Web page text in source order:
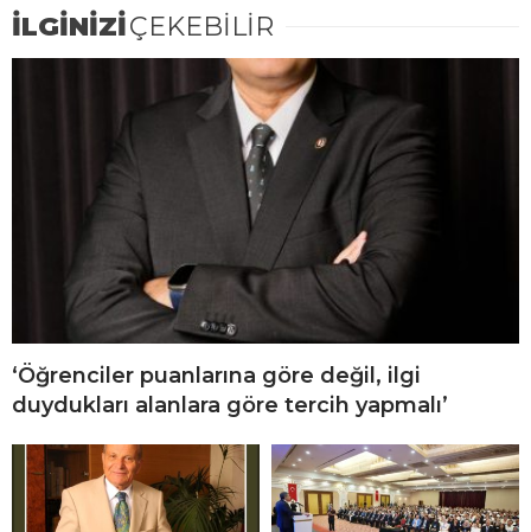
İLGİNİZİÇEKEBİLİR
‘Öğrenciler puanlarına göre değil, ilgi
duydukları alanlara göre tercih yapmalı’